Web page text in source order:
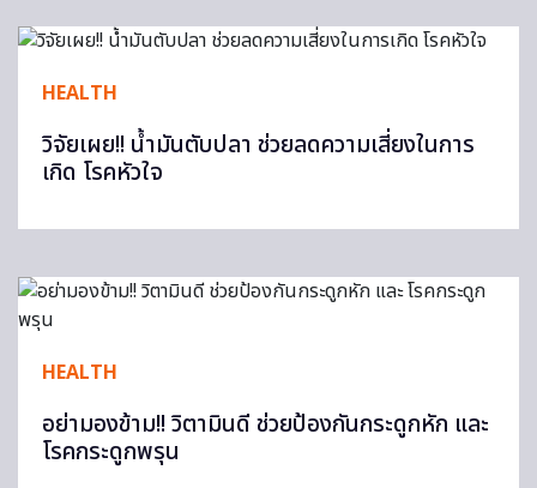
HEALTH
วิจัยเผย!! น้ำมันตับปลา ช่วยลดความเสี่ยงในการ
เกิด โรคหัวใจ
HEALTH
อย่ามองข้าม!! วิตามินดี ช่วยป้องกันกระดูกหัก และ
โรคกระดูกพรุน